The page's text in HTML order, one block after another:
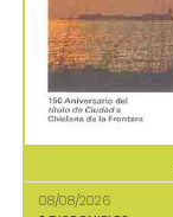
08/08/2026